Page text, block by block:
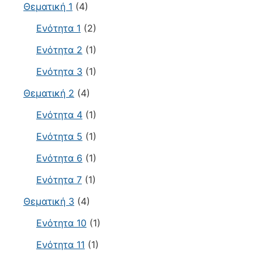
Θεματική 1 (4)
Ενότητα 1 (2)
Ενότητα 2 (1)
Ενότητα 3 (1)
Θεματική 2 (4)
Ενότητα 4(1)
Ενότητα 5 (1)
Ενότητα 6 (1)
Ενότητα 7(1)
Θεματική 3 (4)
Ενότητα 10 (1)
Ενότητα 11 (1)